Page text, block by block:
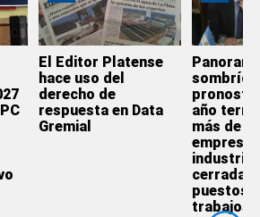
El Editor Platense
hace uso del
derecho de
respuesta en Data
Gremial
sombrío:
año
más de
empresas
cerradas
puestos
trabajos